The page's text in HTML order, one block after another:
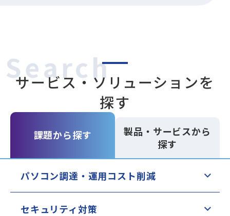
Search
サービス・ソリューションを
探す
課題から探す
製品・サービスから
探す
パソコン調達・運用コスト削減
セキュリティ対策